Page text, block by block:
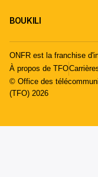
BOUKILI
ONFR est la franchise
À propos de TFO
© Office des
(TFO) 2026